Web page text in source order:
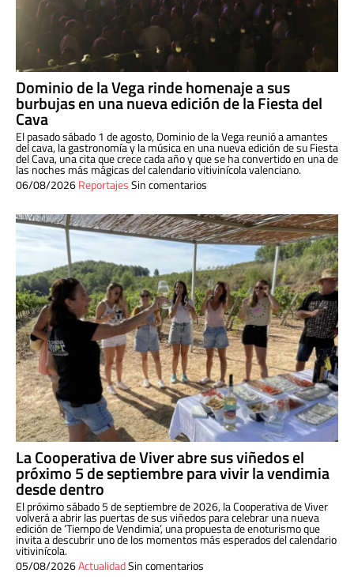
Dominio de la Vega rinde homenaje a sus
burbujas en una nueva edición de la Fiesta del
Cava
El pasado sábado 1 de agosto, Dominio de la Vega reunió a amantes
del cava, la gastronomía y la música en una nueva edición de su Fiesta
del Cava, una cita que crece cada año y que se ha convertido en una de
las noches más mágicas del calendario vitivinícola valenciano.
06/08/2026ReportajesSin comentarios
La Cooperativa de Viver abre sus viñedos el
próximo 5 de septiembre para vivir la vendimia
desde dentro
El próximo sábado 5 de septiembre de 2026, la Cooperativa de Viver
volverá a abrir las puertas de sus viñedos para celebrar una nueva
edición de ‘Tiempo de Vendimia’, una propuesta de enoturismo que
invita a descubrir uno de los momentos más esperados del calendario
vitivinícola.
05/08/2026ActualidadSin comentarios